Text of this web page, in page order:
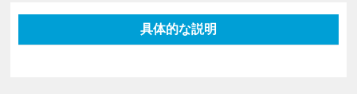
具体的な説明